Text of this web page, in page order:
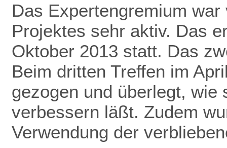
Das Expertengremium
Projektes sehr aktiv. Das
Oktober 2013 statt. Das
Beim dritten Treffen im
gezogen und überlegt, wie
verbessern läßt. Zudem
Verwendung der